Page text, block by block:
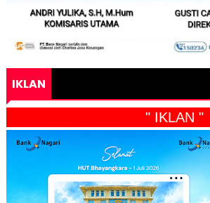
IKLAN
"